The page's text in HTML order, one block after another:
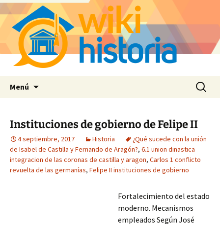
Menú Buscar:
Instituciones de gobierno de Felipe II
4 septiembre, 2017 Historia
¿Qué sucede con la unión
de Isabel de Castilla y Fernando de Aragón?, 6.1 union dinastica
integracion de las coronas de castilla y aragon, Carlos 1 conflicto
revuelta de las germanías, Felipe II instituciones de gobierno
Fortalecimiento del estado
moderno. Mecanismos
empleados Según José